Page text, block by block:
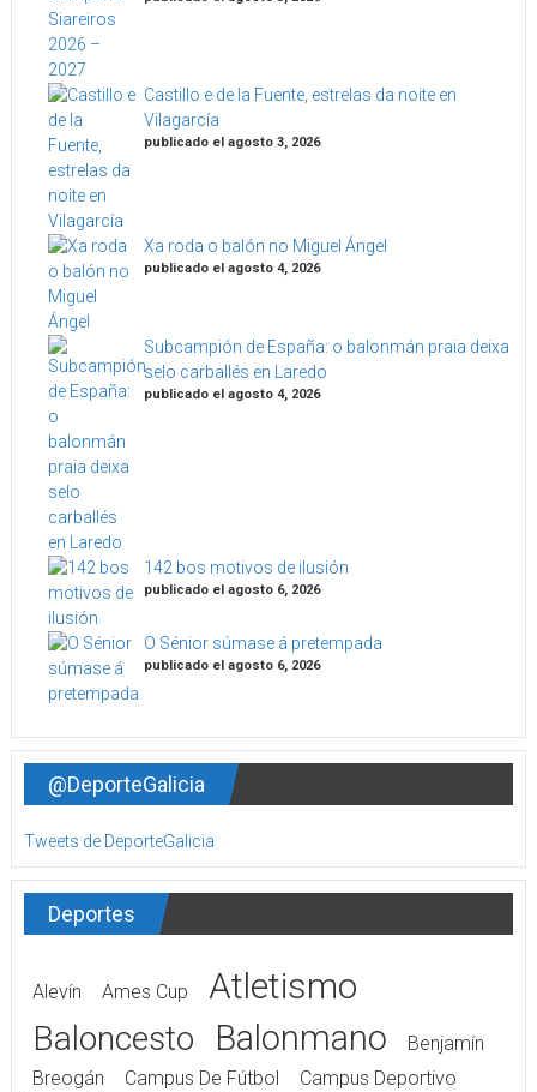
Castillo e de la Fuente, estrelas da noite en
Vilagarcía
publicado el agosto 3, 2026
Xa roda o balón no Miguel Ángel
publicado el agosto 4, 2026
Subcampión de España: o balonmán praia deixa
selo carballés en Laredo
publicado el agosto 4, 2026
142 bos motivos de ilusión
publicado el agosto 6, 2026
O Sénior súmase á pretempada
publicado el agosto 6, 2026
@DeporteGalicia
Tweets de DeporteGalicia
Deportes
Alevín Ames Cup Atletismo
Baloncesto Balonmano
Benjamín
Breogán
Campus De Fútbol
Campus Deportivo